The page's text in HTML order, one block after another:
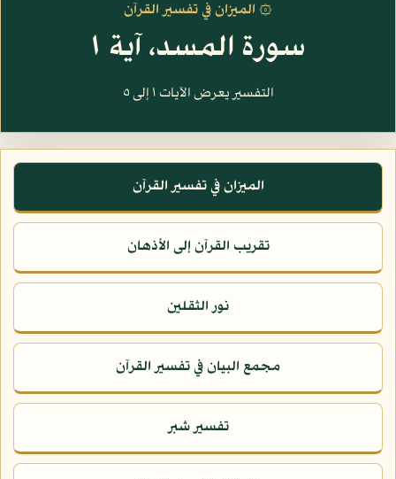
۞ الميزان في تفسير القرآن
سورة المسد، آية ١
التفسير يعرض الآيات ١ إلى ٥
الميزان في تفسير القرآن
تقريب القرآن إلى الأذهان
نور الثقلين
مجمع البيان في تفسير القرآن
تفسير شبر